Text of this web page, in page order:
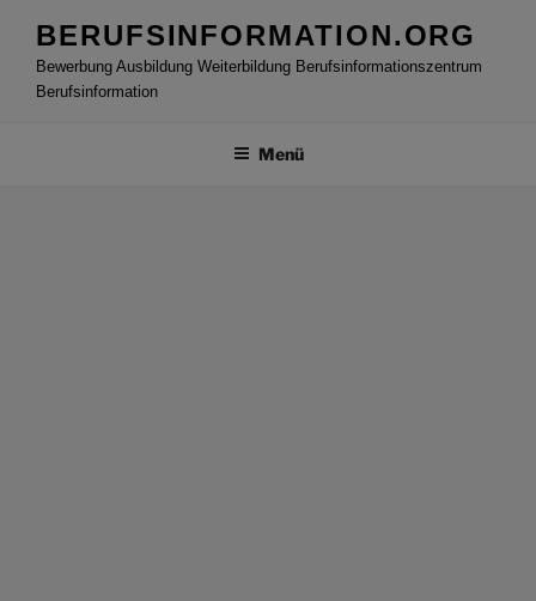
Inhalt
springen
BERUFSINFORMATION.ORG
Bewerbung Ausbildung Weiterbildung Berufsinformationszentrum
Berufsinformation
Menü